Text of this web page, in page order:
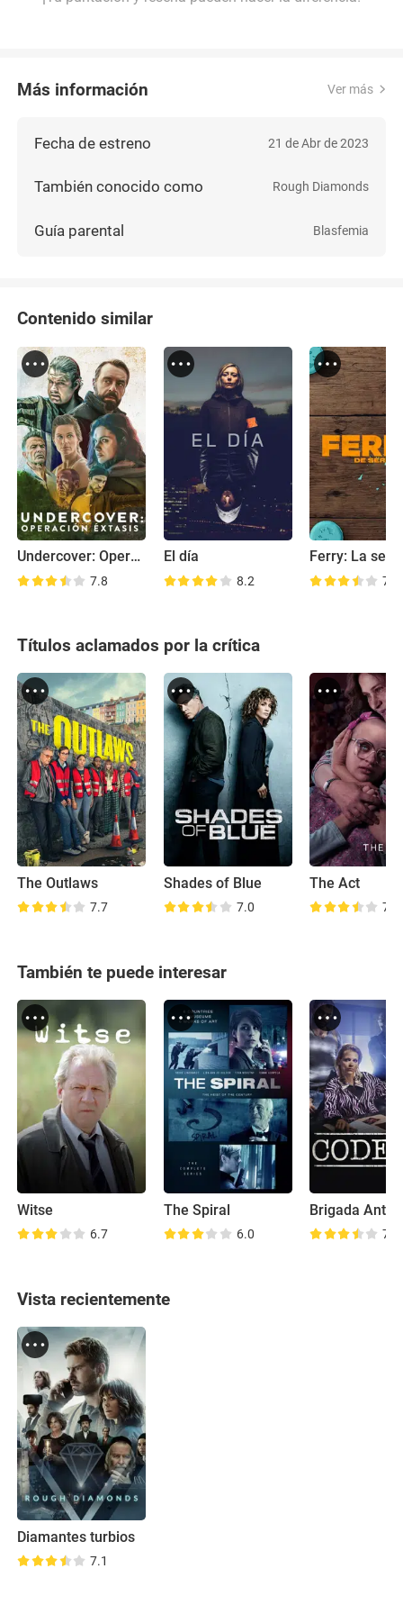
Más información Ver más
Fecha de estreno 21 de Abr de 2023
También conocido como Rough Diamonds
Guía parental Blasfemia
Contenido similar
Undercover: Operación éxtasis
7.8
El día
8.2
Ferry: La serie
7.8
Títulos aclamados por la crítica
The Outlaws
7.7
Shades of Blue
7.0
The Act
7.6
También te puede interesar
Witse
6.7
The Spiral
6.0
Brigada
7.4
Vista recientemente
Diamantes turbios
7.1